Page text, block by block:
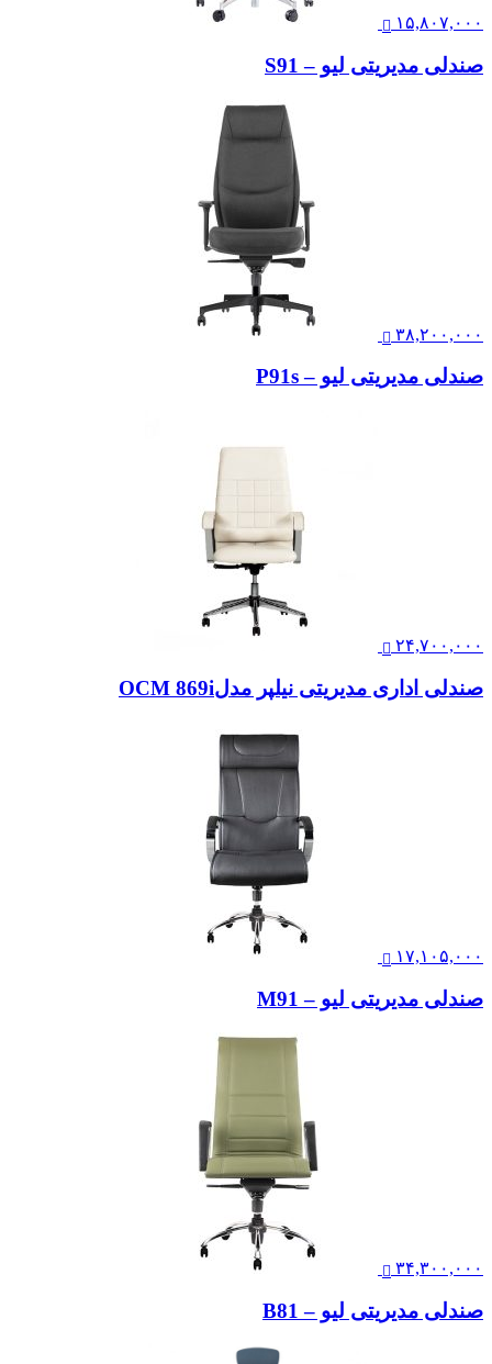
۱۵,۸۰۷,۰۰۰
صندلی مدیریتی لیو – S91
۳۸,۲۰۰,۰۰۰
صندلی مدیریتی لیو – P91s
۲۴,۷۰۰,۰۰۰
صندلی اداری مدیریتی نیلپر مدلOCM 869i
۱۷,۱۰۵,۰۰۰
صندلی مدیریتی لیو – M91
۳۴,۳۰۰,۰۰۰
صندلی مدیریتی لیو – B81